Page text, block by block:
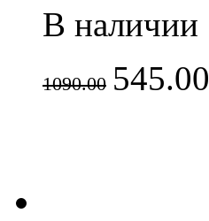
В наличии
1090.00 545.00